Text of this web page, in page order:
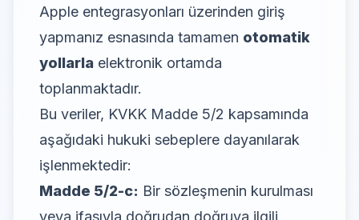
Apple entegrasyonları üzerinden giriş
yapmanız esnasında tamamen otomatik
yollarla elektronik ortamda
toplanmaktadır.
Bu veriler, KVKK Madde 5/2 kapsamında
aşağıdaki hukuki sebeplere dayanılarak
işlenmektedir:
Madde 5/2-c: Bir sözleşmenin kurulması
veya ifasıyla doğrudan doğruya ilgili